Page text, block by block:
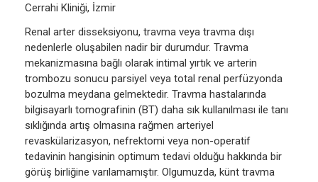
Cerrahi Kliniği, İzmir
Renal arter disseksiyonu, travma veya travma dışı
nedenlerle oluşabilen nadir bir durumdur. Travma
mekanizmasına bağlı olarak intimal yırtık ve arterin
trombozu sonucu parsiyel veya total renal perfüzyonda
bozulma meydana gelmektedir. Travma hastalarında
bilgisayarlı tomografinin (BT) daha sık kullanılması ile tanı
sıklığında artış olmasına rağmen arteriyel
revaskülarizasyon, nefrektomi veya non-operatif
tedavinin hangisinin optimum tedavi olduğu hakkında bir
görüş birliğine varılamamıştır. Olgumuzda, künt travma